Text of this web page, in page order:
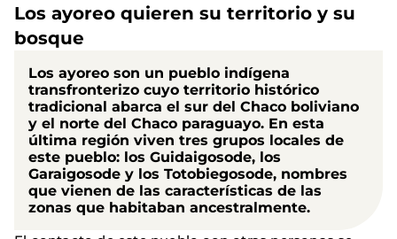
Los ayoreo quieren su territorio y su
bosque
Los ayoreo son un pueblo indígena
transfronterizo cuyo territorio histórico
tradicional abarca el sur del Chaco boliviano
y el norte del Chaco paraguayo. En esta
última región viven tres grupos locales de
este pueblo: los Guidaigosode, los
Garaigosode y los Totobiegosode, nombres
que vienen de las características de las
zonas que habitaban ancestralmente.